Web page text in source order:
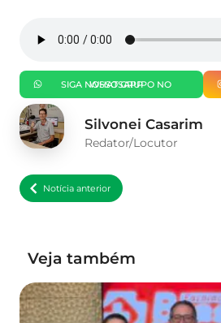
SIGA NOSSO GRUPO NO WHATSAPP
Silvonei Casarim
Redator/Locutor
Notícia anterior
Veja também